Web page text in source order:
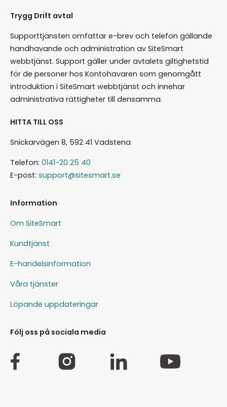
Trygg Drift avtal
Supporttjänsten omfattar e-brev och telefon gällande
handhavande och administration av SiteSmart
webbtjänst. Support gäller under avtalets giltighetstid
för de personer hos Kontohavaren som genomgått
introduktion i SiteSmart webbtjänst och innehar
administrativa rättigheter till densamma.
HITTA TILL OSS
Snickarvägen 8, 592 41 Vadstena
Telefon: 0141-20 25 40
E-post: support@sitesmart.se
Information
Om SiteSmart
Kundtjänst
E-handelsinformation
Våra tjänster
Löpande uppdateringar
Följ oss på sociala media